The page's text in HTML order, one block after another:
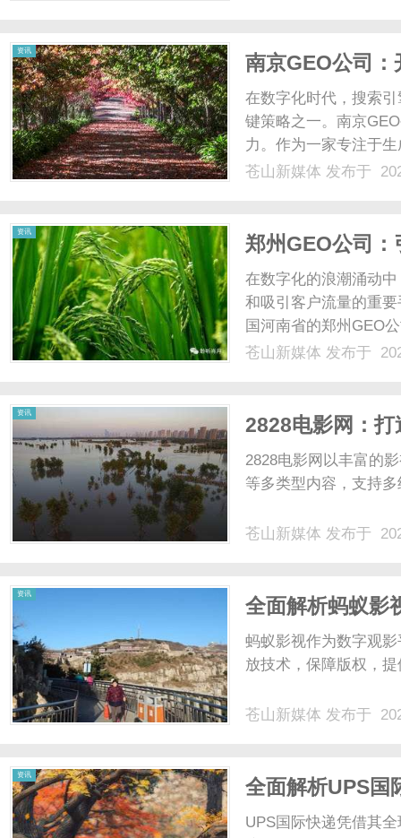
资讯
南京GEO公司
在数字化时代，搜索
键策略之一。南京
力。作为一家专注于
丰富的经验和专业的
苍山新媒体 发布于
资讯
郑州GEO公司
在数字化的浪潮涌动
和吸引客户流量的重
国河南省的郑州GEO
验，正逐步成为行业
苍山新媒体 发布于
资讯
2828电影网：
2828电影网以丰富的
等多类型内容，支持
苍山新媒体 发布于
资讯
全面解析蚂蚁影
蚂蚁影视作为数字观
放技术，保障版权，
苍山新媒体 发布于
资讯
全面解析UPS国
UPS国际快递凭借其